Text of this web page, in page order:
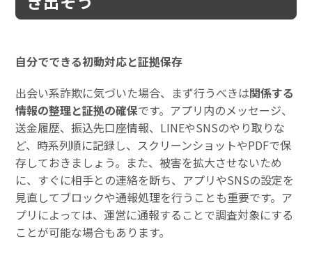
自分でできる初動対応と証拠保存
出会い系詐欺に気づいた場合、まず行うべきは関係する
情報の整理と証拠の確保です。アプリ内のメッセージ、
送金履歴、振込先口座情報、LINEやSNSのやり取りな
ど、時系列順に記録し、スクリーンショットやPDFで保
存しておきましょう。また、被害を拡大させないため
に、すぐに相手との連絡を断ち、アプリやSNSの設定を
見直してブロックや通報処理を行うことも重要です。ア
プリによっては、運営に通報することで調査対象にする
ことが可能な場合もあります。